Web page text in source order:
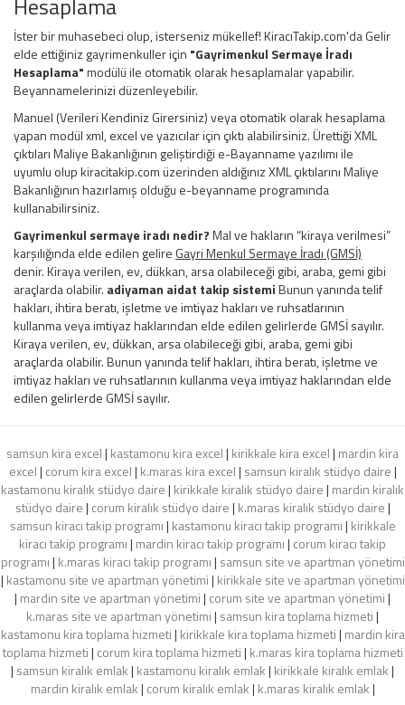
İster bir muhasebeci olup, isterseniz mükellef! KiracıTakip.com'da Gelir
elde ettiğiniz gayrimenkuller için "Gayrimenkul Sermaye İradı
Hesaplama"modülü ile otomatik olarak hesaplamalar yapabilir.
Beyannamelerinizi düzenleyebilir.
Manuel (Verileri Kendiniz Girersiniz) veya otomatik olarak hesaplama
yapan modül xml, excel ve yazıcılar için çıktı alabilirsiniz. Ürettiği XML
çıktıları Maliye Bakanlığının geliştirdiği e-Bayanname yazılımı ile
uyumlu olup kiracitakip.com üzerinden aldığınız XML çıktılarını Maliye
Bakanlığının hazırlamış olduğu e-beyanname programında
kullanabilirsiniz.
Gayrimenkul sermaye iradı nedir?Mal ve hakların “kiraya verilmesi”
karşılığında elde edilen gelire Gayri Menkul Sermaye İradı (GMSİ)
denir. Kiraya verilen, ev, dükkan, arsa olabileceği gibi, araba, gemi gibi
araçlarda olabilir. adiyaman aidat takip sistemiBunun yanında telif
hakları, ihtira beratı, işletme ve imtiyaz hakları ve ruhsatlarının
kullanma veya imtiyaz haklarından elde edilen gelirlerde GMSİ sayılır.
Kiraya verilen, ev, dükkan, arsa olabileceği gibi, araba, gemi gibi
araçlarda olabilir. Bunun yanında telif hakları, ihtira beratı, işletme ve
imtiyaz hakları ve ruhsatlarının kullanma veya imtiyaz haklarından elde
edilen gelirlerde GMSİ sayılır.
samsun kira excel| kastamonu kira excel| kirikkale kira excel| mardin kira
excel| corum kira excel| k.maras kira excel| samsun kiralık stüdyo daire|
kastamonu kiralık stüdyo daire| kirikkale kiralık stüdyo daire| mardin kiralık
stüdyo daire| corum kiralık stüdyo daire| k.maras kiralık stüdyo daire|
samsun kiracı takip programı| kastamonu kiracı takip programı| kirikkale
kiracı takip programı| mardin kiracı takip programı| corum kiracı takip
programı| k.maras kiracı takip programı| samsun site ve apartman yönetimi
| kastamonu site ve apartman yönetimi| kirikkale site ve apartman yönetimi
| mardin site ve apartman yönetimi| corum site ve apartman yönetimi|
k.maras site ve apartman yönetimi| samsun kira toplama hizmeti|
kastamonu kira toplama hizmeti| kirikkale kira toplama hizmeti| mardin kira
toplama hizmeti| corum kira toplama hizmeti| k.maras kira toplama hizmeti
| samsun kiralık emlak| kastamonu kiralık emlak| kirikkale kiralık emlak|
mardin kiralık emlak| corum kiralık emlak| k.maras kiralık emlak|